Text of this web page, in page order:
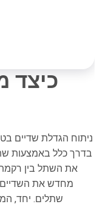
כיצד
ניתוח הגדלת שדיים
בדרך כלל באמצעות
את השתל בין
מחדש את השדיים.
שתלים. יחד,